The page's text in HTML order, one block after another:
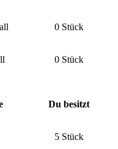
0 Stück
0 Stück
Du besitzt
5 Stück